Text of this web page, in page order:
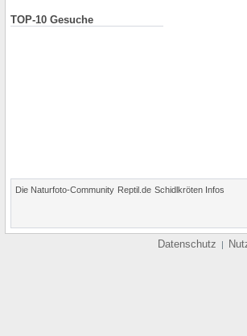
TOP-10 Gesuche
Die Naturfoto-Community Reptil.de Schidlkröten Infos
Datenschutz |